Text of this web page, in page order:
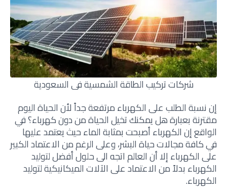
شركات تركيب الطاقة الشمسية في السعودية
إن نسبة الطلب على الكهرباء مرتفعة جداً لأن الحياة اليوم
مقترنة بعبارة هل يمكنك تخيل الحياة من دون كهرباء؟ في
الواقع إن الكهرباء أصبحت بمثابة الماء حيث يعتمد عليها
في كافة مجالات حياة البشر، وعلى الرغم من الاعتماد الكبير
على الكهرباء إلا أن العالم اتجه الى حلول أفضل لتوليد
الكهرباء بدلاً من الاعتماد على الآلات الميكانيكية لتوليد
الكهرباء.